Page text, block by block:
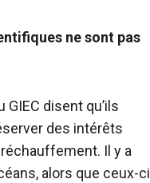
ne sont pas
disent qu’ils
des intérêts
Il y a
alors que ceux-ci